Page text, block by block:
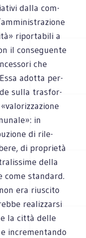
dalla com­
ripor­ta­bili a
il con­se­guente
che
adotta per­
sulla tra­sfor­
in
di rile­
di pro­prietà
della
come stan­dard.
era riu­scito
rea­liz­zarsi
la città delle
incre­men­tando